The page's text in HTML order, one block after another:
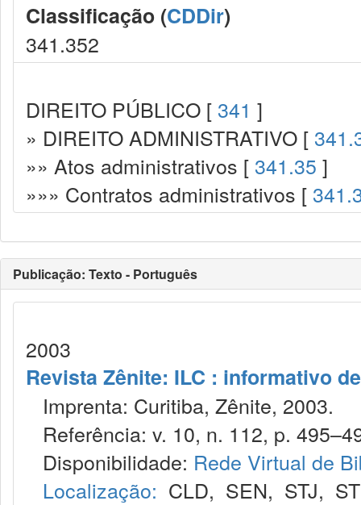
Classificação (CDDir)
341.352
DIREITO PÚBLICO [ 341 ]
» DIREITO ADMINISTRATIVO [
»» Atos administrativos [ 341.35 ]
»»» Contratos administrativos [
Publicação: Texto - Português
2003
Revista Zênite: ILC : informativo
Imprenta: Curitiba, Zênite, 2003.
Referência: v. 10, n. 112, p.
Disponibilidade: Rede Virtual de
Localização: CLD, SEN, STJ,